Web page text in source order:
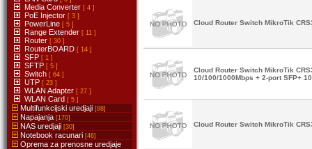
Media Converter [ 4 ]
PoE Injector [ 3 ]
PowerLine [ 5 ]
Range Extender [ 11 ]
Router [ 30 ]
RouterBOARD [ 14 ]
SFP [ 1 ]
SFTP [ 5 ]
Switch [ 64 ]
UTP [ 23 ]
WLAN Adapter [ 27 ]
WLAN Card [ 5 ]
Multifunkcijski uredjaji [88]
Napajanja [170]
NAS uredjaji [30]
Notebook racunari [46]
Oprema za prenosne uredjaje
Cloud Router Switch MikroTik
Cloud Router Switch MikroTik
10/100/1000Mbps + 2-port SFP+
Cloud Router Switch MikroTik